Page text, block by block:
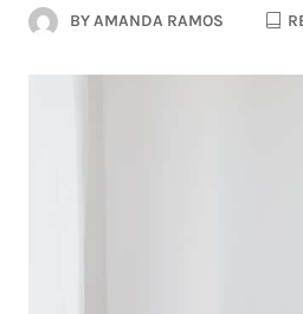
BYAMANDA RAMOS